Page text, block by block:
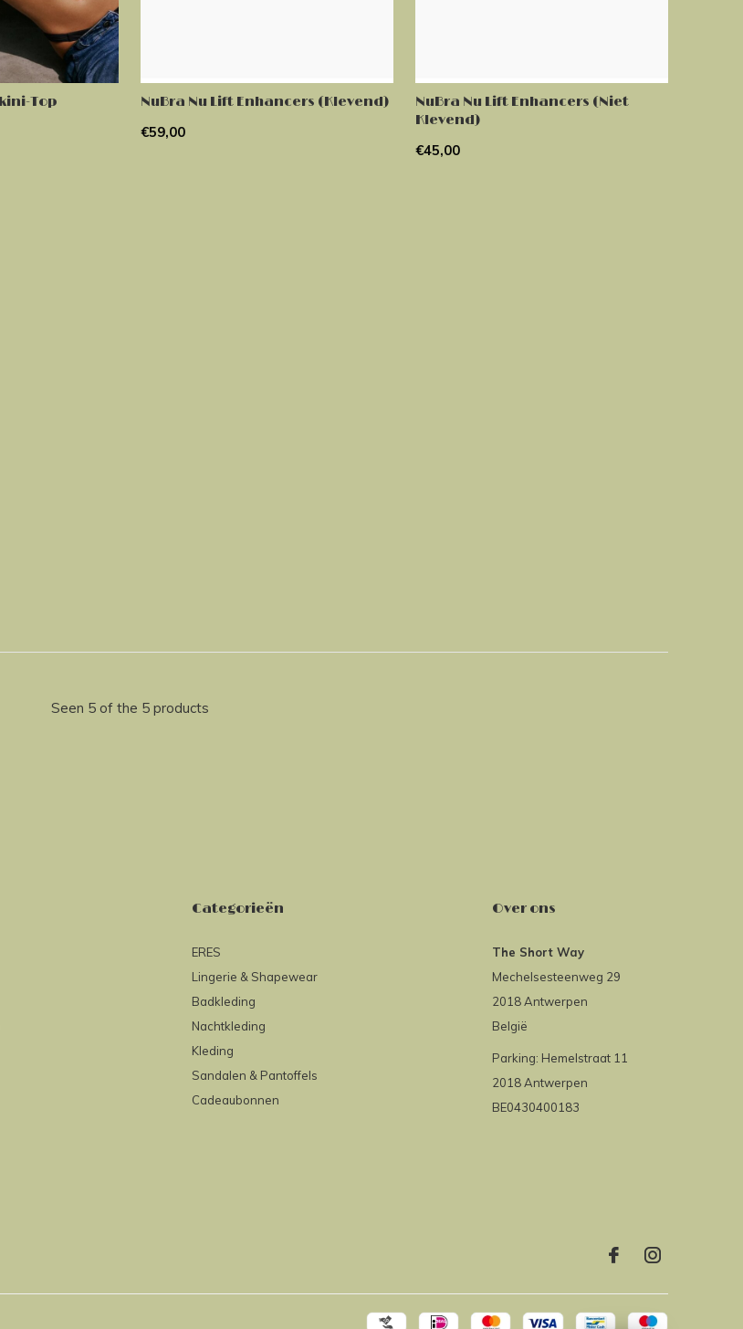
Top
NuBra Nu Lift Enhancers (Klevend)
€59,00
NuBra Nu Lift Enhancers (Niet
Klevend)
€45,00
Seen 5 of the 5 products
Categorieën
ERES
Lingerie & Shapewear
Badkleding
Nachtkleding
Kleding
Sandalen & Pantoffels
Cadeaubonnen
Over ons
The Short Way
Mechelsesteenweg 29
2018 Antwerpen
België
Parking: Hemelstraat 11
2018 Antwerpen
BE0430400183